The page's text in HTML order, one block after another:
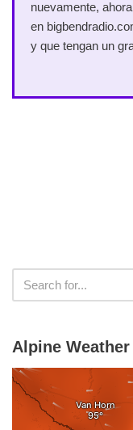
nuevamente,
en
y que tengan un
Alpine Weather